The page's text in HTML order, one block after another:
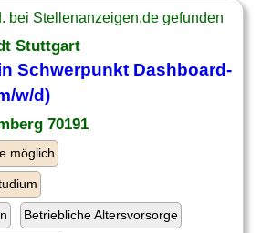
bei Stellenanzeigen.de gefunden
Stuttgart
Schwerpunkt Dashboard-
w/d)
70191
möglich
Betriebliche Altersvorsorge